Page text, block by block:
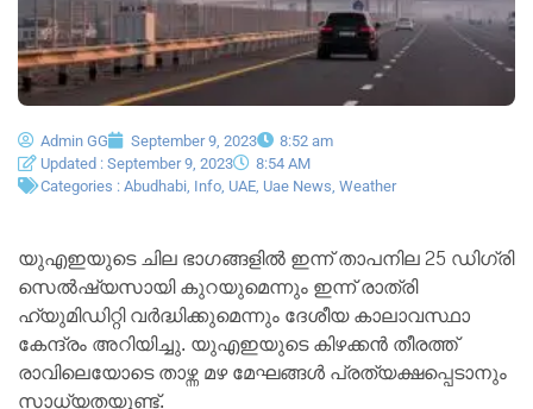
Admin GG September 9, 2023
8:52 am
Updated : September 9, 2023
8:54 AM
Categories : Abudhabi Info UAE Uae News Weather
യുഎഇയുടെ ചില ഭാഗങ്ങളിൽ ഇന്ന് താപനില 25 ഡിഗ്രി
സെൽഷ്യസായി കുറയുമെന്നും ഇന്ന് രാത്രി
ഹ്യുമിഡിറ്റി വർദ്ധിക്കുമെന്നും ദേശീയ കാലാവസ്ഥാ
കേന്ദ്രം അറിയിച്ചു. യുഎഇയുടെ കിഴക്കൻ തീരത്ത്
രാവിലെയോടെ താഴ്ന്ന മഴ മേഘങ്ങൾ പ്രത്യക്ഷപ്പെടാനും
സാധ്യതയുണ്ട്.